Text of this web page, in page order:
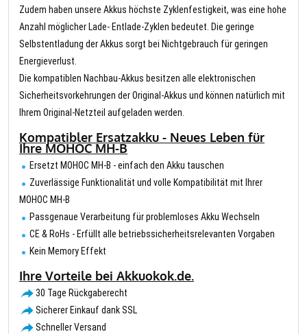
Zudem haben unsere Akkus höchste Zyklenfestigkeit, was eine hohe
Anzahl möglicher Lade- Entlade-Zyklen bedeutet. Die geringe
Selbstentladung der Akkus sorgt bei Nichtgebrauch für geringen
Energieverlust.
Die kompatiblen Nachbau-Akkus besitzen alle elektronischen
Sicherheitsvorkehrungen der Original-Akkus und können natürlich mit
Ihrem Original-Netzteil aufgeladen werden.
Kompatibler Ersatzakku - Neues Leben für
Ihre MOHOC MH-B
Ersetzt MOHOC MH-B - einfach den Akku tauschen
Zuverlässige Funktionalität und volle Kompatibilität mit Ihrer
MOHOC MH-B
Passgenaue Verarbeitung für problemloses Akku Wechseln
CE & RoHs - Erfüllt alle betriebssicherheitsrelevanten Vorgaben
Kein Memory Effekt
Ihre Vorteile bei Akkuokok.de.
30 Tage Rückgaberecht
Sicherer Einkauf dank SSL
Schneller Versand